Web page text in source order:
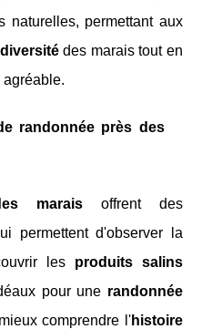
naturelles, permettant aux
des marais tout en
agréable.
randonnée près des
maraisoffrent des
permettent d'observer la
les produits salins
pour une randonnée
comprendre l'histoire